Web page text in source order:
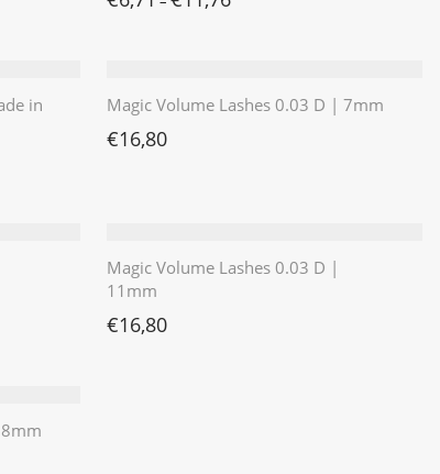
in
Magic Volume Lashes 0.03 D | 7mm
€16,80
Magic Volume Lashes 0.03 D |
11mm
€16,80